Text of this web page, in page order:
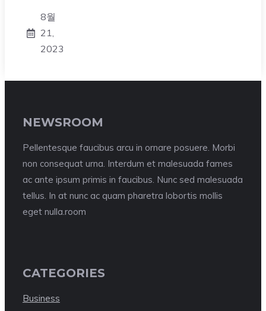
8월
21,
2023
NEWSROOM
Pellentesque faucibus arcu in ornare posuere. Morbi
non consequat urna. Interdum et malesuada fames
ac ante ipsum primis in faucibus. Nunc sed malesuada
tellus. In at nunc ac quam pharetra lobortis mollis
eget nulla.room
CATEGORIES
Business